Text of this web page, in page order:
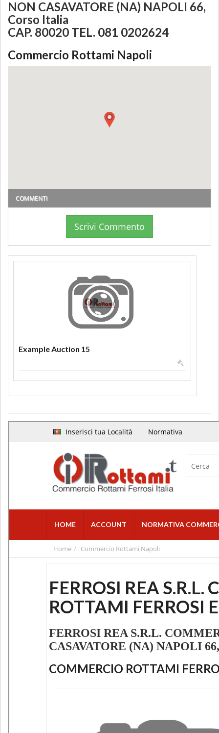
NON CASAVATORE (NA) NAPOLI 66,
Corso Italia
CAP. 80020 TEL. 081 0202624
Commercio Rottami Napoli
COMMENTI
Scrivi Commento
Example Auction 15